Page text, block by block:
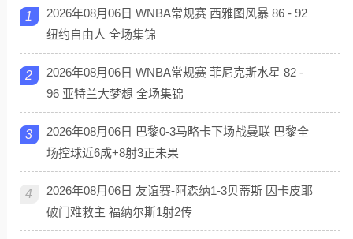
1
2026年08月06日 WNBA常规赛 西雅图风暴 86 - 92
纽约自由人 全场集锦
2
2026年08月06日 WNBA常规赛 菲尼克斯水星 82 -
96 亚特兰大梦想 全场集锦
3
2026年08月06日 巴黎0-3马略卡下场战曼联 巴黎全
场控球近6成+8射3正未果
4
2026年08月06日 友谊赛-阿森纳1-3贝蒂斯 因卡皮耶
破门难救主 福纳尔斯1射2传